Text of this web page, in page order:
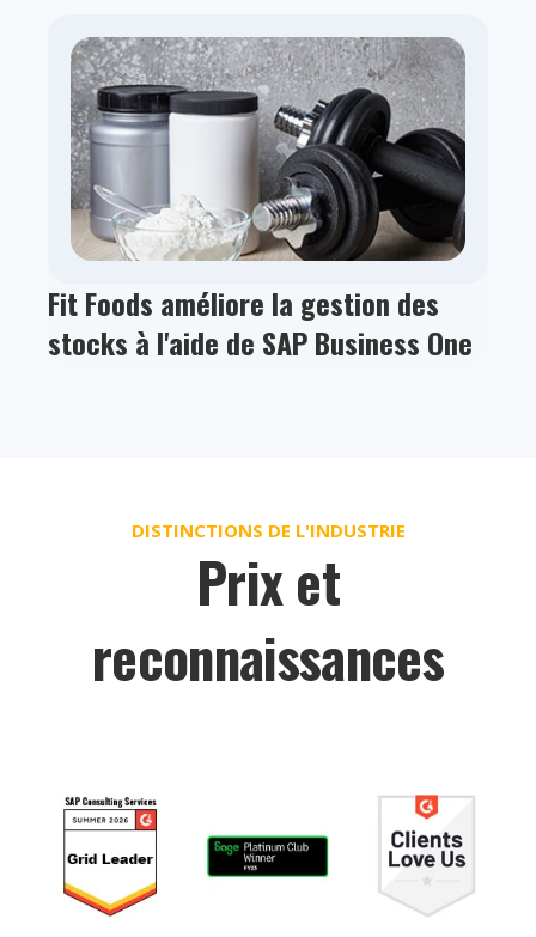
Fit Foods améliore la gestion des
stocks à l'aide de SAP Business One
DISTINCTIONS DE L'INDUSTRIE
Prix et
reconnaissances